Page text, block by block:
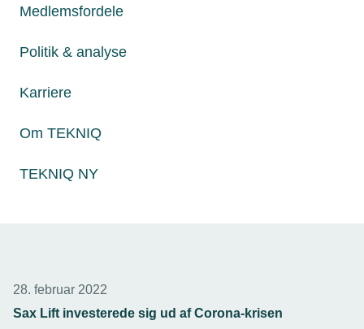
Medlemsfordele
Politik & analyse
Karriere
Om TEKNIQ
TEKNIQ NY
Nordelektro i Aalborg og Frederikshavn får et underskud
udskudte investeringer i industrien og nedlukkede kontor-
og erhvervsbygninger under epidemien.
28. februar 2022
Sax Lift investerede sig ud af Corona-krisen